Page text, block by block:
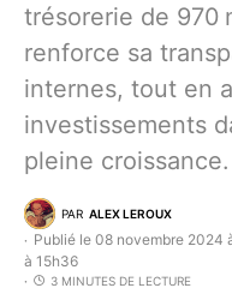
trésorerie de 970
renforce sa
internes, tout en
investissements
pleine croissance.
PAR ALEX LEROUX
Publié le 08 novembre 2024
à 15h36
3 MINUTES DE LECTURE